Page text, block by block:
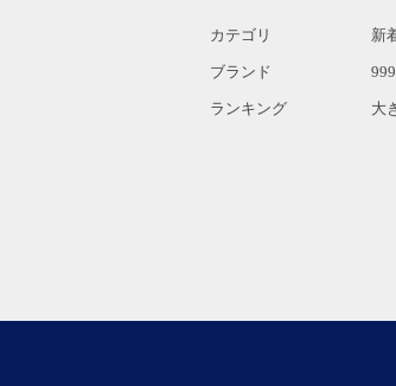
カテゴリ
ブランド
ランキング
新
大